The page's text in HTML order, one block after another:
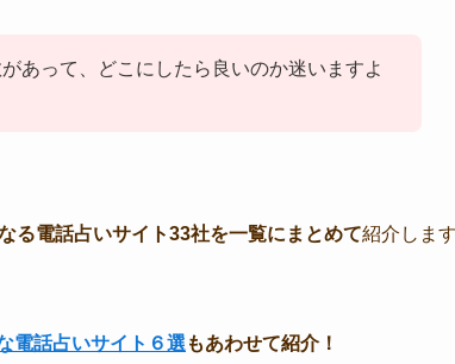
あって、どこにしたら良いのか迷いますよ
る電話占いサイト33社を一覧にまとめて紹介します
電話占いサイト６選 もあわせて紹介！